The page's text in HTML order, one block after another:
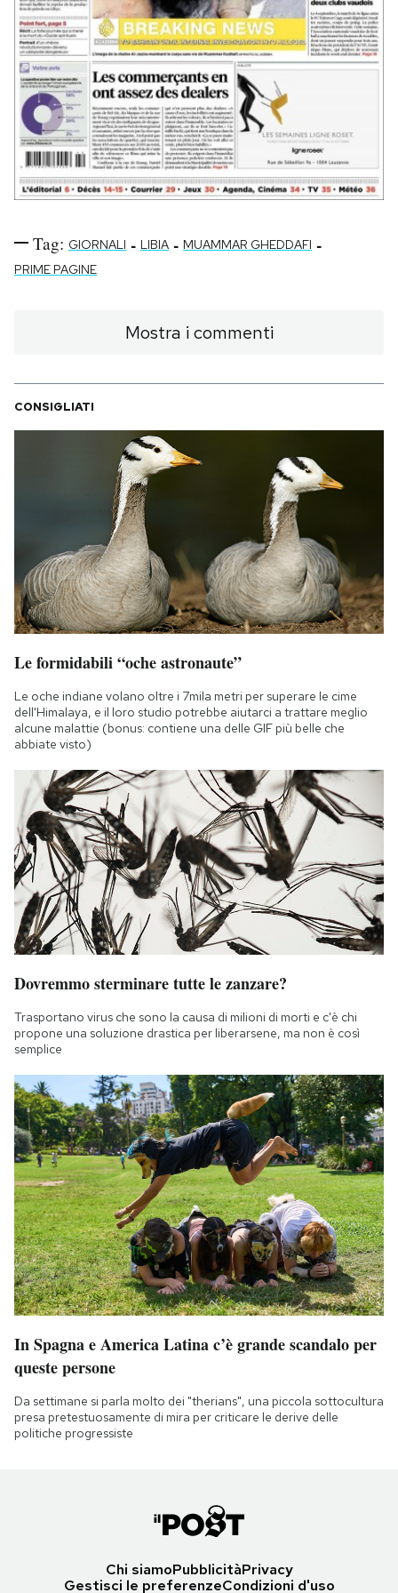
Tag: GIORNALI - LIBIA - MUAMMAR GHEDDAFI -
PRIME PAGINE
Mostra i commenti
CONSIGLIATI
Le formidabili “oche astronaute”
Le oche indiane volano oltre i 7mila metri per superare le cime
dell'Himalaya, e il loro studio potrebbe aiutarci a trattare meglio
alcune malattie (bonus: contiene una delle GIF più belle che
abbiate visto)
Dovremmo sterminare tutte le zanzare?
Trasportano virus che sono la causa di milioni di morti e c'è chi
propone una soluzione drastica per liberarsene, ma non è così
semplice
In Spagna e America Latina c’è grande scandalo per
queste persone
Da settimane si parla molto dei "therians", una piccola sottocultura
presa pretestuosamente di mira per criticare le derive delle
politiche progressiste
Chi siamoPubblicitàPrivacy
Gestisci le preferenzeCondizioni d'uso